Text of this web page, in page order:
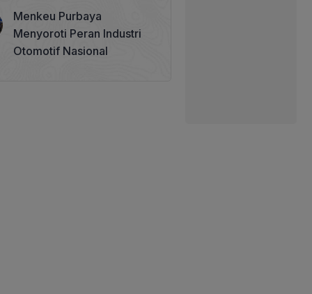
Betawi 100 Tahun
Menkeu Purbaya
Menyoroti Peran Industri
Otomotif Nasional